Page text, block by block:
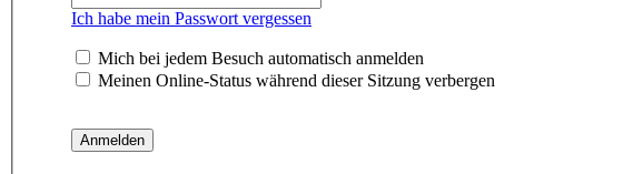
Ich habe mein Passwort vergessen
Mich bei jedem Besuch automatisch anmelden
Meinen Online-Status während dieser Sitzung verbergen